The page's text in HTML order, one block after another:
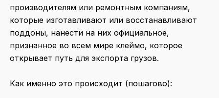
производителям или ремонтным компаниям,
которые изготавливают или восстанавливают
поддоны, нанести на них официальное,
признанное во всем мире клеймо, которое
открывает путь для экспорта грузов.
Как именно это происходит (пошагово):